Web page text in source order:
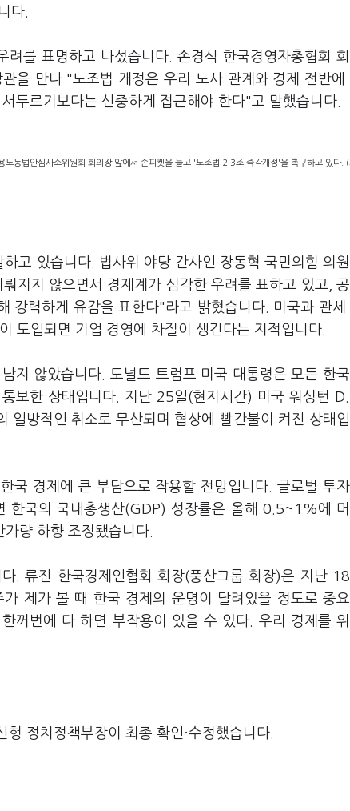
다.
를 표명하고 나섰습니다. 손경식 한국경영자총협회
을 만나 "노조법 개정은 우리 노사 관계와 경제 전반에
두르기보다는 신중하게 접근해야 한다"고 말했습니다.
동법안심사소위원회 회의장 앞에서 손피켓을 들고 '노조법 2·3조 즉각개정'을 촉구하고 있다.
고 있습니다. 법사위 야당 간사인 장동혁 국민의힘 의
지지 않으면서 경제계가 심각한 우려를 표하고 있고,
강력하게 유감을 표한다"라고 밝혔습니다. 미국과 관세
도입되면 기업 경영에 차질이 생긴다는 지적입니다.
지 않았습니다. 도널드 트럼프 미국 대통령은 모든 한
보한 상태입니다. 지난 25일(현지시간) 미국 워싱턴
방적인 취소로 무산되며 협상에 빨간불이 켜진 상태입
국 경제에 큰 부담으로 작용할 전망입니다. 글로벌 투
한국의 국내총생산(GDP) 성장률은 올해 0.5~1%에
량 하향 조정됐습니다.
. 류진 한국경제인협회 회장(풍산그룹 회장)은 지난
제가 볼 때 한국 경제의 운명이 달려있을 정도로 중
꺼번에 다 하면 부작용이 있을 수 있다. 우리 경제를 위
정치정책부장이 최종 확인·수정했습니다.